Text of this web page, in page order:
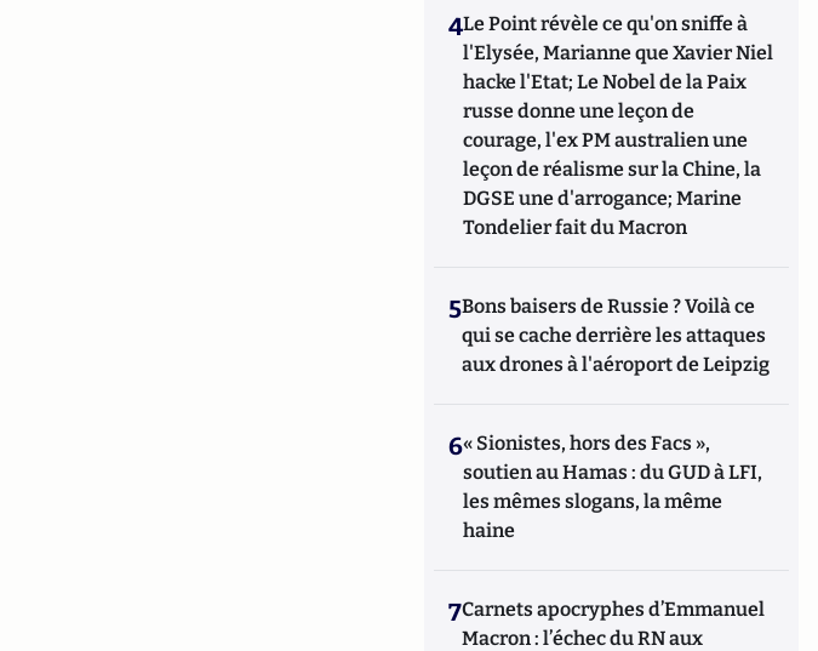
4Le Point révèle ce qu'on sniffe à
l'Elysée, Marianne que Xavier Niel
hacke l'Etat; Le Nobel de la Paix
russe donne une leçon de
courage, l'ex PM australien une
leçon de réalisme sur la Chine, la
DGSE une d'arrogance; Marine
Tondelier fait du Macron
5Bons baisers de Russie ? Voilà ce
qui se cache derrière les attaques
aux drones à l'aéroport de Leipzig
6« Sionistes, hors des Facs »,
soutien au Hamas : du GUD à LFI,
les mêmes slogans, la même
haine
7Carnets apocryphes d’Emmanuel
Macron : l’échec du RN aux